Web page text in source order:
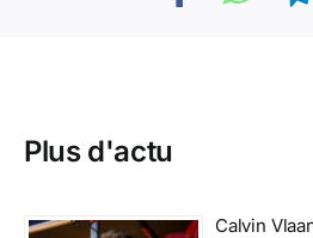
Plus d'actu
Calvin